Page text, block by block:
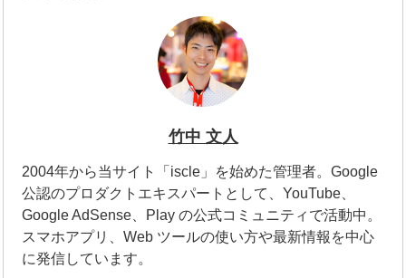
竹中 文人
2004年から当サイト「iscle」を始めた管理者。Google
公認のプロダクトエキスパートとして、YouTube、
Google AdSense、Play の公式コミュニティで活動中。
スマホアプリ、Web ツールの使い方や最新情報を中心
に発信しています。